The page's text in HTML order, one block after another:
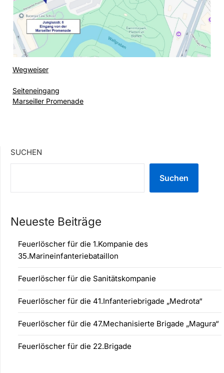
Wegweiser
Seiteneingang
Marseiller Promenade
SUCHEN
Suchen
Neueste Beiträge
Feuerlöscher für die 1.Kompanie des
35.Marineinfanteriebataillon
Feuerlöscher für die Sanitätskompanie
Feuerlöscher für die 41.Infanteriebrigade „Medrota“
Feuerlöscher für die 47.Mechanisierte Brigade „Magura“
Feuerlöscher für die 22.Brigade